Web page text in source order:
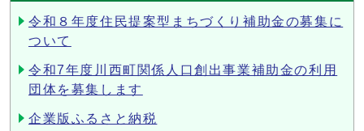
令和８年度住民提案型まちづくり補助金の募集に
ついて
令和7年度川西町関係人口創出事業補助金の利用
団体を募集します
企業版ふるさと納税